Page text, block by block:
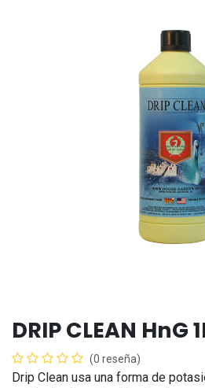
DRIP CLEAN HnG
(0 reseña)
Drip Clean usa una forma de